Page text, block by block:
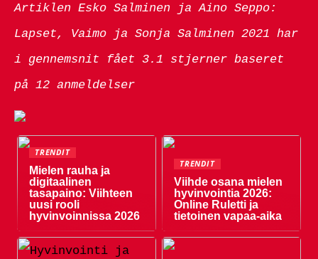
Artiklen Esko Salminen ja Aino Seppo:
Lapset, Vaimo ja Sonja Salminen 2021 har
i gennemsnit fået 3.1 stjerner baseret
på 12 anmeldelser
TRENDIT
Mielen rauha ja
digitaalinen
tasapaino: Viihteen
uusi rooli
hyvinvoinnissa 2026
TRENDIT
Viihde osana mielen
hyvinvointia 2026:
Online Ruletti ja
tietoinen vapaa-aika